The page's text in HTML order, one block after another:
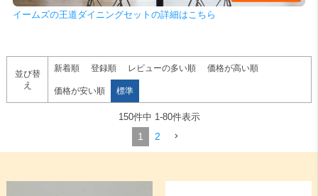
イームズの王道ダイニングセットの詳細はこちら
並び替
え
新着順 登録順 レビューの多い順 価格が高い順
価格が安い順 標準
150件中 1 -80件表示
1 2